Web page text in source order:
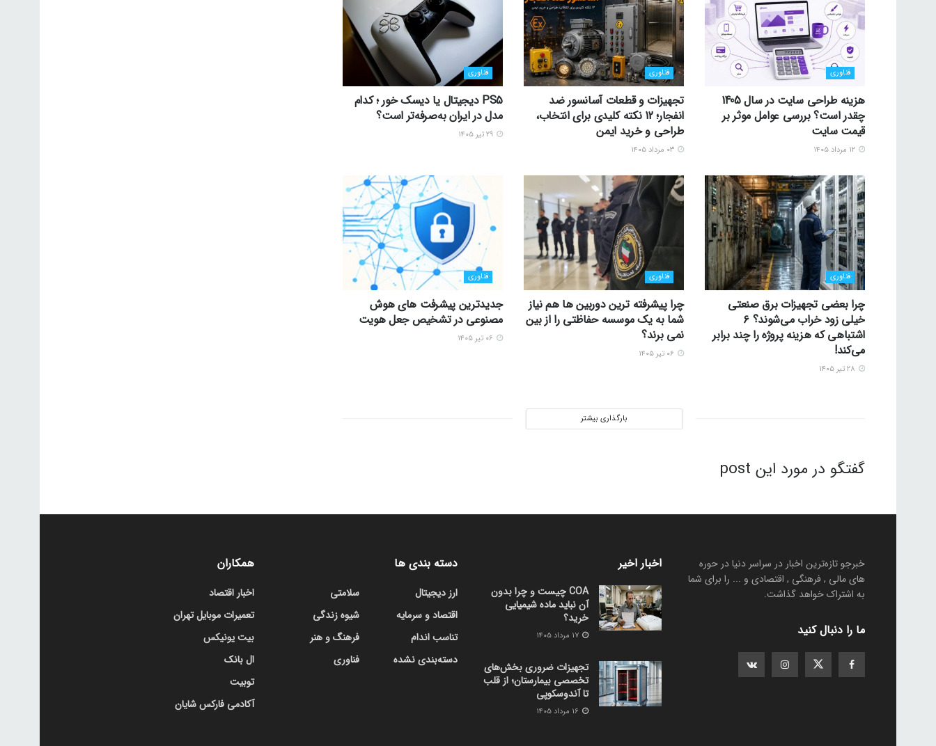
فناوری
هزینه طراحی سایت در سال 1405
چقدر است؟ بررسی عوامل موثر بر
قیمت سایت
فناوری
تجهیزات و قطعات آسانسور ضد
انفجار؛ 12 نکته کلیدی برای انتخاب،
طراحی و خرید ایمن
فناوری
PS5 دیجیتال یا دیسک خور ؛ کدام
مدل در ایران به‌صرفه‌تر است؟
فناوری
چرا بعضی تجهیزات برق صنعتی
خیلی زود خراب می‌شوند؟ ۶
اشتباهی که هزینه پروژه را چند برابر
می‌کند!
فناوری
چرا پیشرفته ترین دوربین ها هم نیاز
شما به یک موسسه حفاظتی را از بین
نمی برند؟
فناوری
جدیدترین پیشرفت های هوش
مصنوعی در تشخیص جعل هویت
بارگذاری بیشتر
گفتگو در مورد این post
خبرجو تازه‌ترین اخبار در سراسر دنیا در حوره
های مالی , فرهنگی , اقتصادی و ... را برای شما
به اشتراک خواهد گذاشت.
ما را دنبال کنید
اخبار اخیر
COA چیست و چرا بدون
آن نباید ماده شیمیایی
خرید؟
۱۷ مرداد ۱۴۰۵
تجهیزات ضروری بخش‌های
تخصصی بیمارستان؛ از قلب
تا آندوسکوپی
دسته بندی ها
ارز دیجیتال
اقتصاد و سرمایه
تناسب اندام
دسته‌بندی نشده
سلامتی
شیوه زندگی
فرهنگ و هنر
فناوری
همکاران
اخبار اقتصاد
تعمیرات موبایل تهران
بیت یونیکس
ال بانک
توبیت
آکادمی فارکس شایان